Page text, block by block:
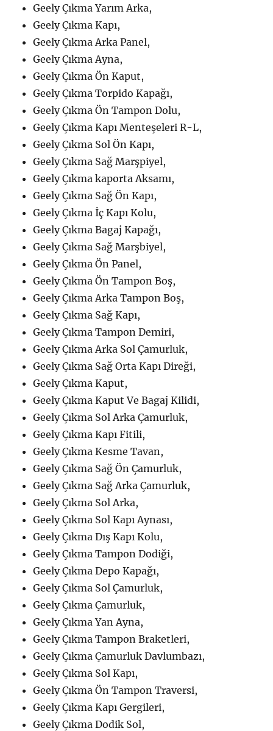
Geely Çıkma Yarım Arka,
Geely Çıkma Kapı,
Geely Çıkma Arka Panel,
Geely Çıkma Ayna,
Geely Çıkma Ön Kaput,
Geely Çıkma Torpido Kapağı,
Geely Çıkma Ön Tampon Dolu,
Geely Çıkma Kapı Menteşeleri R-L,
Geely Çıkma Sol Ön Kapı,
Geely Çıkma Sağ Marşpiyel,
Geely Çıkma kaporta Aksamı,
Geely Çıkma Sağ Ön Kapı,
Geely Çıkma İç Kapı Kolu,
Geely Çıkma Bagaj Kapağı,
Geely Çıkma Sağ Marşbiyel,
Geely Çıkma Ön Panel,
Geely Çıkma Ön Tampon Boş,
Geely Çıkma Arka Tampon Boş,
Geely Çıkma Sağ Kapı,
Geely Çıkma Tampon Demiri,
Geely Çıkma Arka Sol Çamurluk,
Geely Çıkma Sağ Orta Kapı Direği,
Geely Çıkma Kaput,
Geely Çıkma Kaput Ve Bagaj Kilidi,
Geely Çıkma Sol Arka Çamurluk,
Geely Çıkma Kapı Fitili,
Geely Çıkma Kesme Tavan,
Geely Çıkma Sağ Ön Çamurluk,
Geely Çıkma Sağ Arka Çamurluk,
Geely Çıkma Sol Arka,
Geely Çıkma Sol Kapı Aynası,
Geely Çıkma Dış Kapı Kolu,
Geely Çıkma Tampon Dodiği,
Geely Çıkma Depo Kapağı,
Geely Çıkma Sol Çamurluk,
Geely Çıkma Çamurluk,
Geely Çıkma Yan Ayna,
Geely Çıkma Tampon Braketleri,
Geely Çıkma Çamurluk Davlumbazı,
Geely Çıkma Sol Kapı,
Geely Çıkma Ön Tampon Traversi,
Geely Çıkma Kapı Gergileri,
Geely Çıkma Dodik Sol,